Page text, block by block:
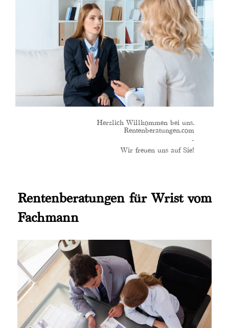
Herzlich Willkommen bei uns.
Rentenberatungen.com
-
Wir freuen uns auf Sie!
Rentenberatungen für Wrist vom
Fachmann